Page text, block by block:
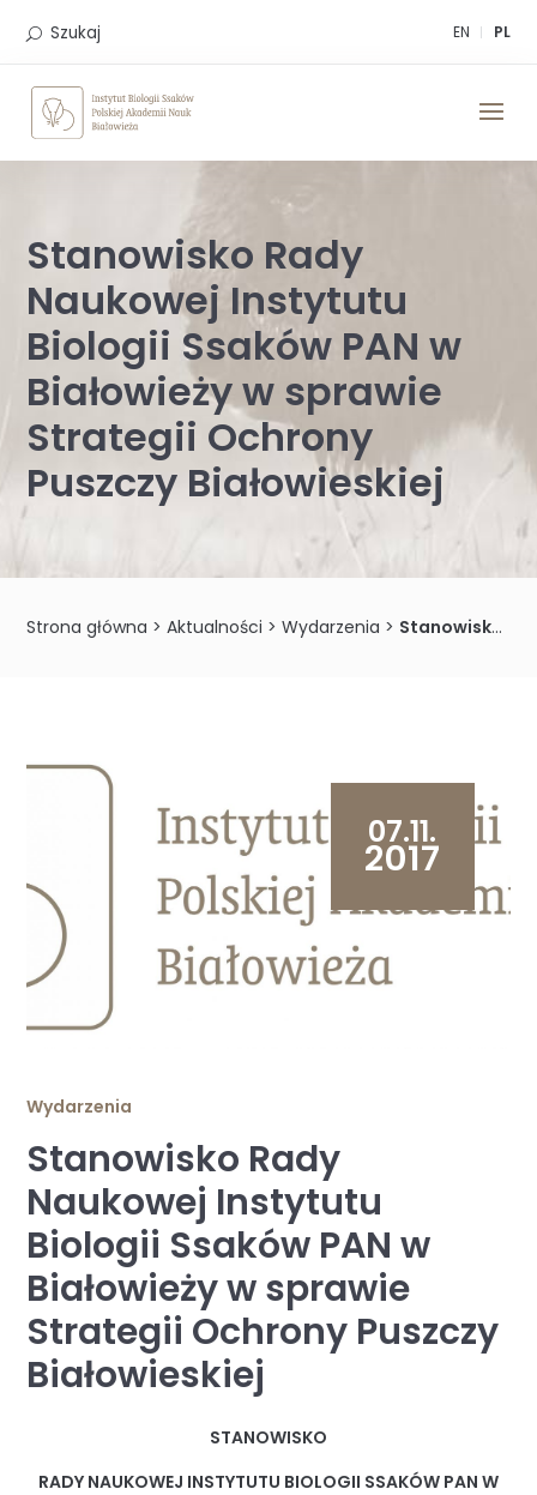
EN PL
Szukaj
Stanowisko Rady
Naukowej Instytutu
Biologii Ssaków PAN w
Białowieży w sprawie
Strategii Ochrony
Puszczy Białowieskiej
Strona główna >Aktualności >Wydarzenia > Stanowisko Rady Naukowej Instytutu Biologii Ssaków PAN w Białowieży w sprawie Strategii Ochrony Puszczy Białowieskiej
07.11.
2017
Wydarzenia
Stanowisko Rady
Naukowej Instytutu
Biologii Ssaków PAN w
Białowieży w sprawie
Strategii Ochrony Puszczy
Białowieskiej
STANOWISKO
RADY NAUKOWEJ INSTYTUTU BIOLOGII SSAKÓW PAN W